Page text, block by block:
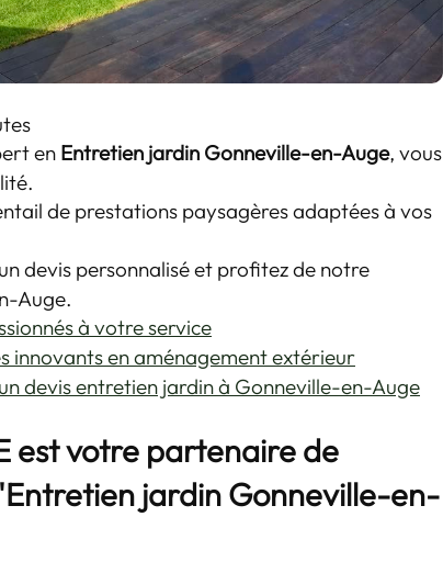
en Entretien jardin Gonneville-en-Auge, vous
de prestations paysagères adaptées à vos
devis personnalisé et profitez de notre
Auge.
à votre service
innovants en aménagement extérieur
devis entretien jardin à Gonneville-en-Auge
est votre partenaire de
Entretien jardin Gonneville-en-